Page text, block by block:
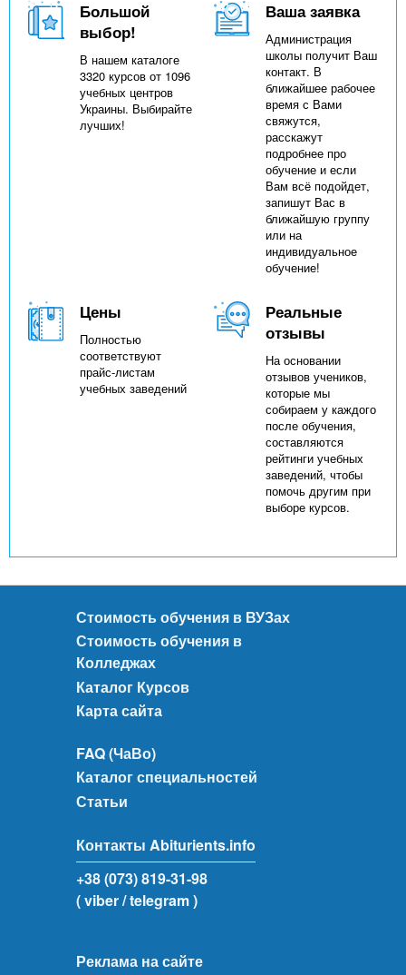
Большой
выбор!
В нашем каталоге
3320 курсов от 1096
учебных центров
Украины. Выбирайте
лучших!
Ваша заявка
Администрация
школы получит Ваш
контакт. В
ближайшее рабочее
время с Вами
свяжутся,
расскажут
подробнее про
обучение и если
Вам всё подойдет,
запишут Вас в
ближайшую группу
или на
индивидуальное
обучение!
Цены
Полностью
соответствуют
прайс-листам
учебных заведений
Реальные
отзывы
На основании
отзывов учеников,
которые мы
собираем у каждого
после обучения,
составляются
рейтинги учебных
заведений, чтобы
помочь другим при
выборе курсов.
Стоимость обучения в ВУЗах
Стоимость обучения в
Колледжах
Каталог Курсов
Карта сайта
FAQ (ЧаВо)
Каталог специальностей
Статьи
Контакты Abiturients.info
+38 (073) 819-31-98
( viber/ telegram )
Реклама на сайте